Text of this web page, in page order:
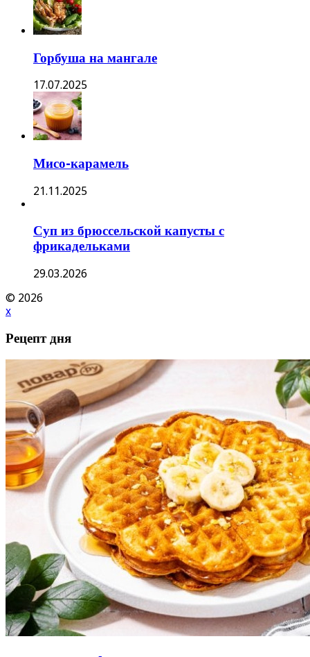
Горбуша на мангале
17.07.2025
Мисо-карамель
21.11.2025
Суп из брюссельской капусты с
фрикадельками
29.03.2026
© 2026
x
Рецепт дня